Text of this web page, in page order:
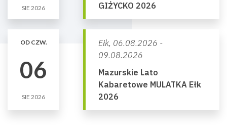
SIE 2026
GIŻYCKO 2026
OD CZW.
06
SIE 2026
Ełk, 06.08.2026 -
09.08.2026
Mazurskie Lato
Kabaretowe MULATKA Ełk
2026